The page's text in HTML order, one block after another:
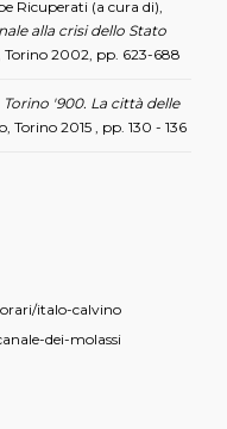
Ricuperati (a cura di),
alla crisi dello Stato
Torino 2002, pp. 623-688
Torino '900. La città delle
Torino 2015 , pp. 130 - 136
italo-calvino
dei-molassi